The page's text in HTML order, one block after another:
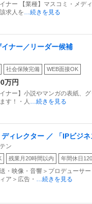
イナー 【業種】マスコミ・メデ
求人を…続きを見る
ナー／リーダー候補
社会保険完備 WEB面接OK
万円
ナー】小説やマンガの表紙、
す！・人 …続きを見る
ィレクター ／ 「IPビジ
を展開／“世界観そのもの
週3リモート可フルフレッ
ン
残業月20時間以内 年間休日
・映像・音響＞プロデューサ
ア＞広告・ …続きを見る